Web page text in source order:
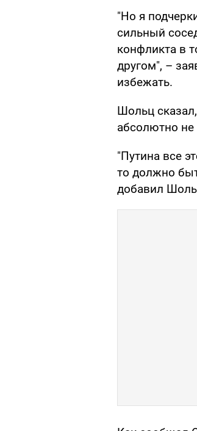
"Но я
сильный
конфликта в
другом", –
избежать.
Шольц
абсолютно не
"Путина все
то должно
добавил